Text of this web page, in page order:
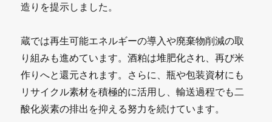
造りを提示しました。
蔵では再生可能エネルギーの導入や廃棄物削減の取
り組みも進めています。酒粕は堆肥化され、再び米
作りへと還元されます。さらに、瓶や包装資材にも
リサイクル素材を積極的に活用し、輸送過程でも二
酸化炭素の排出を抑える努力を続けています。